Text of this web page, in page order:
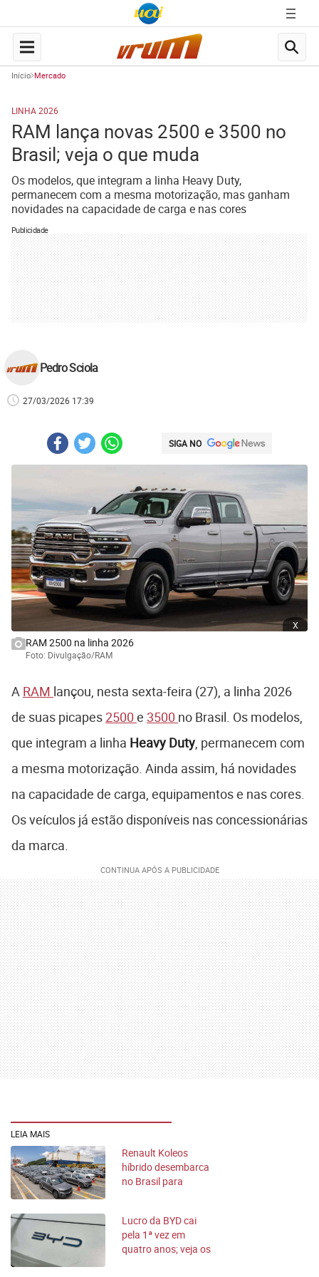
Início Mercado
LINHA 2026
RAM lança novas 2500 e 3500 no
Brasil; veja o que muda
Os modelos, que integram a linha Heavy Duty,
permanecem com a mesma motorização, mas ganham
novidades na capacidade de carga e nas cores
Publicidade
Pedro Sciola
27/03/2026 17:39
SIGA NO
x
RAM 2500 na linha 2026
Foto: Divulgação/RAM
A RAM lançou, nesta sexta-feira (27), a linha 2026
de suas picapes2500 e 3500 no Brasil. Os modelos,
que integram a linha Heavy Duty, permanecem com
a mesma motorização. Ainda assim, há novidades
na capacidade de carga, equipamentos e nas cores.
Os veículos já estão disponíveis nas concessionárias
da marca.
LEIA MAIS
Renault Koleos
híbrido desembarca
no Brasil para
Lucro da BYD cai
pela 1ª vez em
quatro anos; veja os